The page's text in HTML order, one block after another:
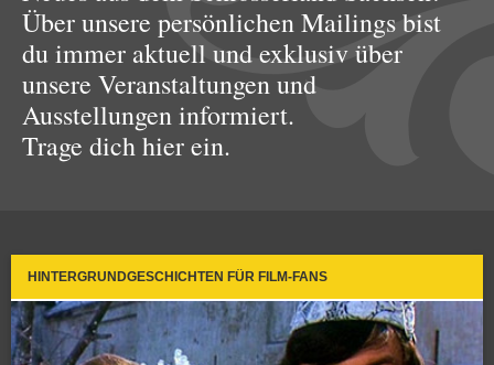
Über unsere persönlichen Mailings bist
du immer aktuell und exklusiv über
unsere Veranstaltungen und
Ausstellungen informiert.
Trage dich hier ein.
HINTERGRUNDGESCHICHTEN FÜR FILM-FANS